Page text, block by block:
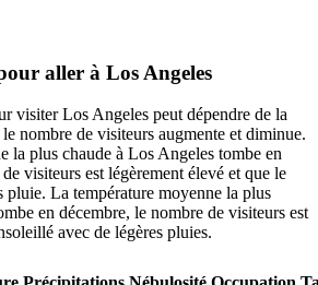
aller à Los Angeles
visiter Los Angeles peut dépendre de la
nombre de visiteurs augmente et diminue.
la plus chaude à Los Angeles tombe en
visiteurs est légèrement élevé et que le
pluie. La température moyenne la plus
en décembre, le nombre de visiteurs est
avec de légères pluies.